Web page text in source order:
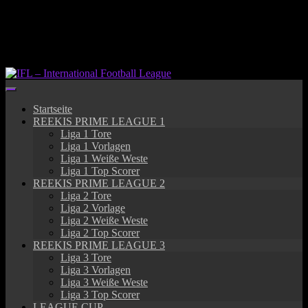
Startseite
REEKIS PRIME LEAGUE 1
Liga 1 Tore
Liga 1 Vorlagen
Liga 1 Weiße Weste
Liga 1 Top Scorer
REEKIS PRIME LEAGUE 2
Liga 2 Tore
Liga 2 Vorlage
Liga 2 Weiße Weste
Liga 2 Top Scorer
REEKIS PRIME LEAGUE 3
Liga 3 Tore
Liga 3 Vorlagen
Liga 3 Weiße Weste
Liga 3 Top Scorer